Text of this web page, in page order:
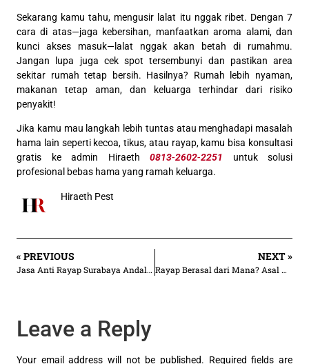
Sekarang kamu tahu, mengusir lalat itu nggak ribet. Dengan 7
cara di atas—jaga kebersihan, manfaatkan aroma alami, dan
kunci akses masuk—lalat nggak akan betah di rumahmu.
Jangan lupa juga cek spot tersembunyi dan pastikan area
sekitar rumah tetap bersih. Hasilnya? Rumah lebih nyaman,
makanan tetap aman, dan keluarga terhindar dari risiko
penyakit!
Jika kamu mau langkah lebih tuntas atau menghadapi masalah
hama lain seperti kecoa, tikus, atau rayap, kamu bisa konsultasi
gratis ke admin Hiraeth 0813‑2602‑2251 untuk solusi
profesional bebas hama yang ramah keluarga.
Hiraeth Pest
« PREVIOUS
Jasa Anti Rayap Surabaya Andal & Bergaransi
NEXT »
Rayap Berasal dari Mana? Asal Usul, Habitat, dan Jejaknya ke Dalam Rumah
Leave a Reply
Your email address will not be published. Required fields are